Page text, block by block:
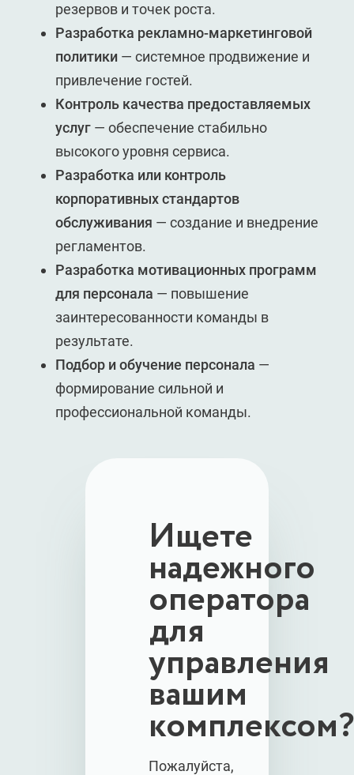
резервов и точек роста.
Разработка рекламно-маркетинговой
политики — системное продвижение и
привлечение гостей.
Контроль качества предоставляемых
услуг — обеспечение стабильно
высокого уровня сервиса.
Разработка или контроль
корпоративных стандартов
обслуживания — создание и внедрение
регламентов.
Разработка мотивационных программ
для персонала — повышение
заинтересованности команды в
результате.
Подбор и обучение персонала —
формирование сильной и
профессиональной команды.
Ищете
надежного
оператора
для
управления
вашим
комплексом?
Пожалуйста,